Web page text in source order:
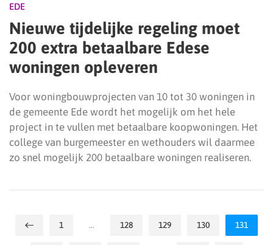
EDE
Nieuwe tijdelijke regeling moet
200 extra betaalbare Edese
woningen opleveren
Voor woningbouwprojecten van 10 tot 30 woningen in
de gemeente Ede wordt het mogelijk om het hele
project in te vullen met betaalbare koopwoningen. Het
college van burgemeester en wethouders wil daarmee
zo snel mogelijk 200 betaalbare woningen realiseren.
1 … 128 129 130 131